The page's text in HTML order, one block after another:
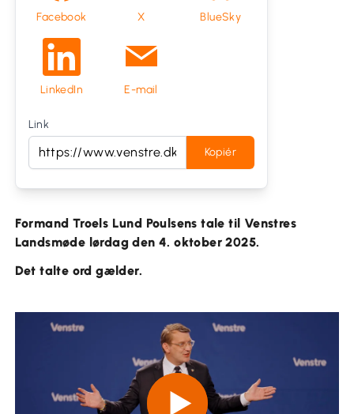
Facebook X BlueSky
LinkedIn E-mail
Link
Kopiér
Formand Troels Lund Poulsens tale til Venstres
Landsmøde lørdag den 4. oktober 2025.
Det talte ord gælder.